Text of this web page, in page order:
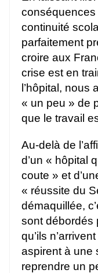
continuité
parfaitement
croire aux
crise est en
l’hôpital, nous
« un peu » de
que le travail
Au-delà de
d’un « hôpital
coute » et
« réussite du
démaquillée,
sont débordés
qu’ils
aspirent à une
reprendre un